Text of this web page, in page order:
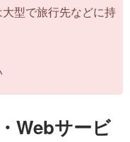
型で旅行先などに持
Webサービ